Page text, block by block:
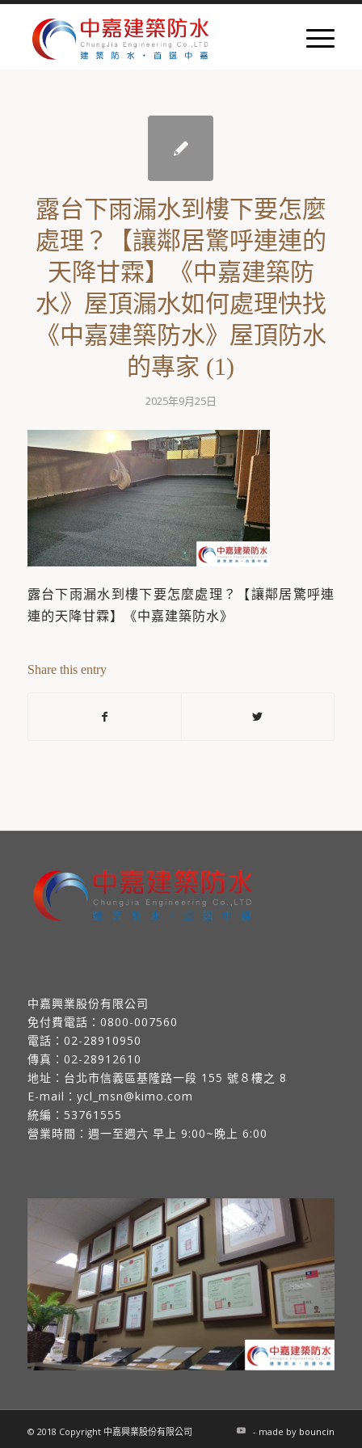
露台下雨漏水到樓下要怎麼
處理？【讓鄰居驚呼連連的
天降甘霖】《中嘉建築防
水》屋頂漏水如何處理快找
《中嘉建築防水》屋頂防水
的專家 (1)
2025年9月25日
露台下雨漏水到樓下要怎麼處理？【讓鄰居驚呼連
連的天降甘霖】《中嘉建築防水》
Share this entry
中嘉興業股份有限公司
免付費電話： 0800-007560
電話： 02-28910950
傳真： 02-28912610
地址： 台北市信義區基隆路一段 155 號８樓之 8
E-mail： ycl_msn@kimo.com
統編：53761555
營業時間：週一至週六 早上 9:00~晚上 6:00
© 2018 Copyright 中嘉興業股份有限公司 - made by bouncin